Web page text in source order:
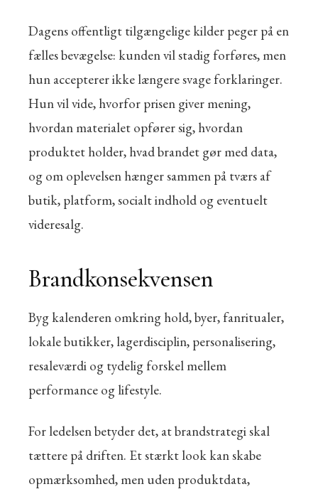
Dagens offentligt tilgængelige kilder peger på en
fælles bevægelse: kunden vil stadig forføres, men
hun accepterer ikke længere svage forklaringer.
Hun vil vide, hvorfor prisen giver mening,
hvordan materialet opfører sig, hvordan
produktet holder, hvad brandet gør med data,
og om oplevelsen hænger sammen på tværs af
butik, platform, socialt indhold og eventuelt
videresalg.
Brandkonsekvensen
Byg kalenderen omkring hold, byer, fanritualer,
lokale butikker, lagerdisciplin, personalisering,
resaleværdi og tydelig forskel mellem
performance og lifestyle.
For ledelsen betyder det, at brandstrategi skal
tættere på driften. Et stærkt look kan skabe
opmærksomhed, men uden produktdata,